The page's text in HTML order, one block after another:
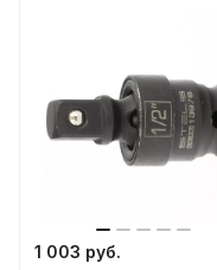
1 003 руб.